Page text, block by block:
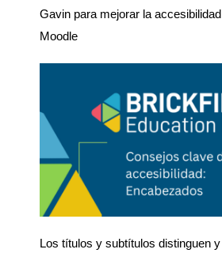
Gavin para mejorar la
Moodle
Los títulos y subtítulos distinguen